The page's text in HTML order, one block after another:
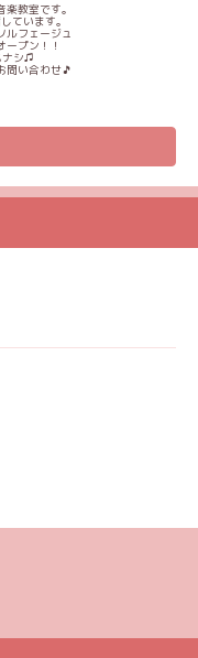
教室です。
ています。
ルフェージュ
プン！！
ナシ♫
い合わせ🎵